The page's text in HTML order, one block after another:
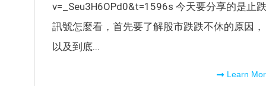
v=_Seu3H6OPd0&t=1596s 今天要分享的是止跌
訊號怎麼看，首先要了解股市跌跌不休的原因，
以及到底...
Learn